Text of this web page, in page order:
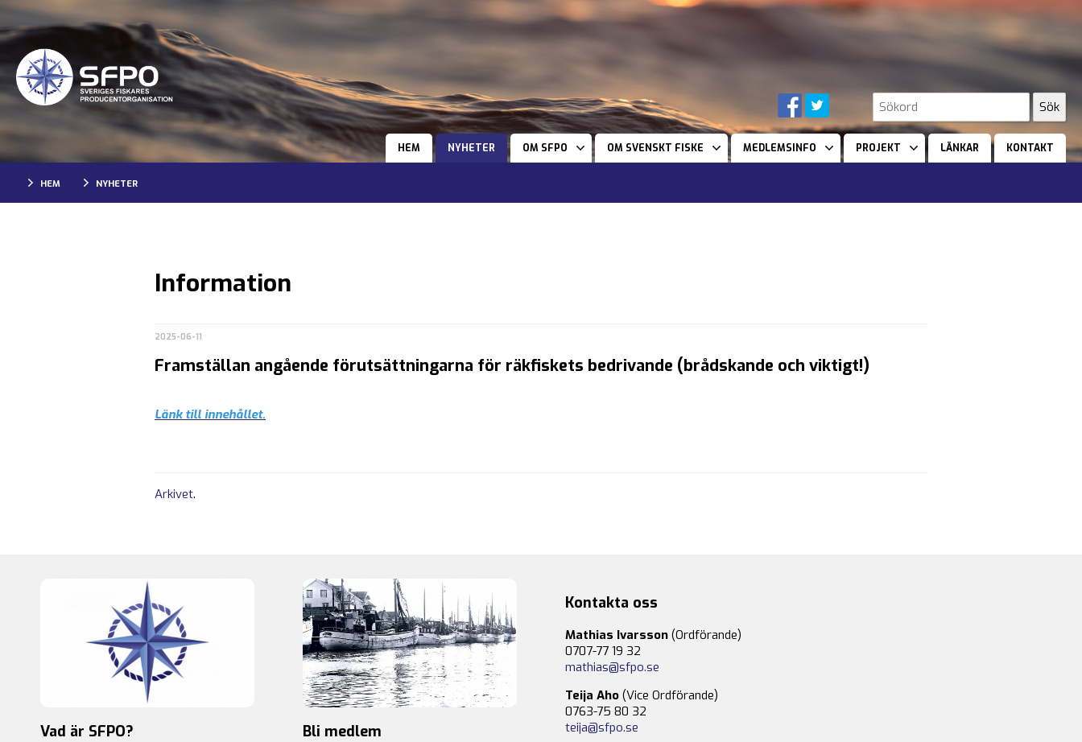
HEM NYHETER OM SFPO OM SVENSKT FISKE MEDLEMSINFO PROJEKT LÄNKAR KONTAKT
HEM NYHETER
Information
2025-06-11
Framställan angående förutsättningarna för räkfiskets bedrivande (brådskande och viktigt!)
Länk till innehållet.
Arkivet.
Vad är SFPO? Bli medlem
Kontakta oss
Mathias Ivarsson (Ordförande)
0707-77 19 32
mathias@sfpo.se
Teija Aho (Vice Ordförande)
0763-75 80 32
teija@sfpo.se